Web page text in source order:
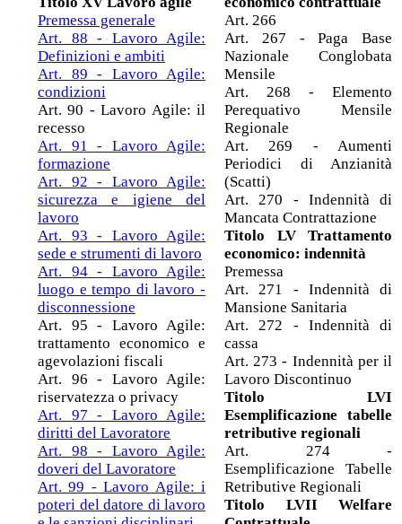
Premessa generale
Art. 88 - Lavoro Agile:
Definizioni e ambiti
Art. 89 - Lavoro Agile:
condizioni
Art. 90 - Lavoro Agile: il
recesso
Art. 91 - Lavoro Agile:
formazione
Art. 92 - Lavoro Agile:
sicurezza e igiene del
lavoro
Art. 93 - Lavoro Agile:
sede e strumenti di lavoro
Art. 94 - Lavoro Agile:
luogo e tempo di lavoro -
disconnessione
Art. 95 - Lavoro Agile:
trattamento economico e
agevolazioni fiscali
Art. 96 - Lavoro Agile:
riservatezza o privacy
Art. 97 - Lavoro Agile:
diritti del Lavoratore
Art. 98 - Lavoro Agile:
doveri del Lavoratore
Art. 99 - Lavoro Agile: i
poteri del datore di lavoro
Art. 266
Art. 267 - Paga Base
Nazionale Conglobata
Mensile
Art. 268 - Elemento
Perequativo Mensile
Regionale
Art. 269 - Aumenti
Periodici di Anzianità
(Scatti)
Art. 270 - Indennità di
Mancata Contrattazione
Titolo LV Trattamento
economico: indennità
Premessa
Art. 271 - Indennità di
Mansione Sanitaria
Art. 272 - Indennità di
cassa
Art. 273 - Indennità per il
Lavoro Discontinuo
Titolo LVI
Esemplificazione tabelle
retributive regionali
Art. 274 -
Esemplificazione Tabelle
Retributive Regionali
Titolo LVII Welfare